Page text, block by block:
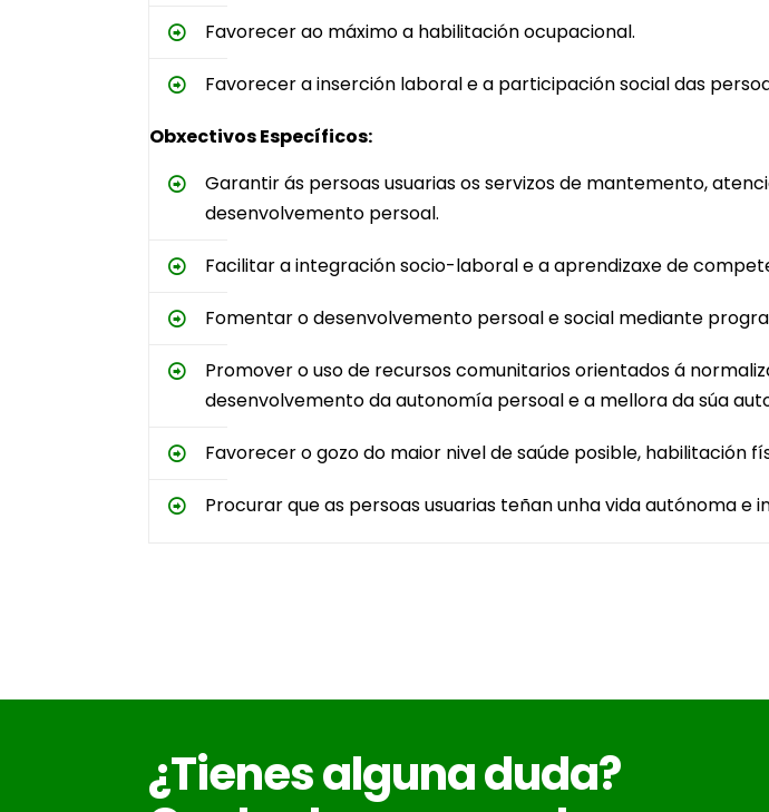
Favorecer ao máximo a habilitación ocupacional.
Favorecer a inserción laboral e a participación social das
Obxectivos Específicos:
Garantir ás persoas usuarias os servizos de mantemento,
desenvolvemento persoal.
Facilitar a integración socio-laboral e a aprendizaxe de
Fomentar o desenvolvemento persoal e social mediante
Promover o uso de recursos comunitarios orientados á
desenvolvemento da autonomía persoal e a mellora da súa
Favorecer o gozo do maior nivel de saúde posible, habilitación
Procurar que as persoas usuarias teñan unha vida autónoma
¿Tienes alguna duda?